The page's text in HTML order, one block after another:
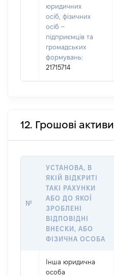
юридичних
осіб, фізичних
осіб –
підприємців та
громадських
формувань:
21715714
12. Грошові активи
№
УСТАНОВА, В
ЯКІЙ ВІДКРИТІ
ТАКІ РАХУНКИ
АБО ДО ЯКОЇ
ЗРОБЛЕНІ
ВІДПОВІДНІ
ВНЕСКИ, АБО
ФІЗИЧНА ОСОБА
Інша юридична
особа